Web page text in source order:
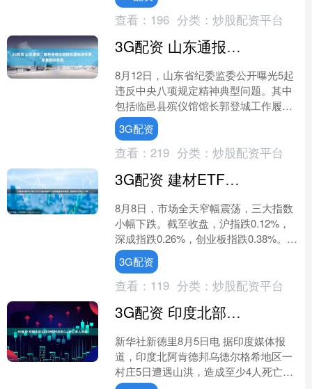
临港新片区管委会联....
查看： 196 分类： 炒股配资平台
3G配资 山东通报：临邑县殡仪馆馆长超标准收费，加重群众负担
8月12日，山东省纪委监委公开曝光5起
违反中央八项规定精神典型问题。其中
包括临邑县殡仪馆馆长郭登城工作履职
不力，造成国有资产损失，以及向群众
超标准收取费用问题。....
3G配资
查看： 219 分类： 炒股配资平台
3G配资 建材ETF等三只ETF逆势涨超2% 如何查看基金净值？浪财经APP快人一等
8月8日，市场全天窄幅震荡，三大指数
小幅下跌。截至收盘，沪指跌0.12%，
深成指跌0.26%，创业板指跌0.38%。建
材ETF易方达、光伏ETF龙头、基建
ETF....
3G配资
查看： 119 分类： 炒股配资平台
3G配资 印度北部山洪冲毁村庄致4人死亡多人失踪
新华社新德里8月5日电 据印度媒体报
道，印度北阿肯德邦乌德尔格希地区一
村庄5日遭遇山洪，造成至少4人死亡、